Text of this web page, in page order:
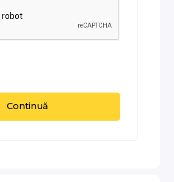
Continuă